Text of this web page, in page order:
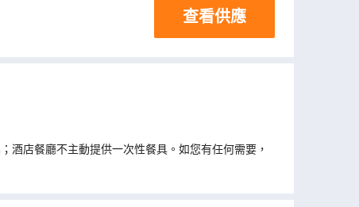
查看供應
酒店餐廳不主動提供一次性餐具。如您有任何需要，